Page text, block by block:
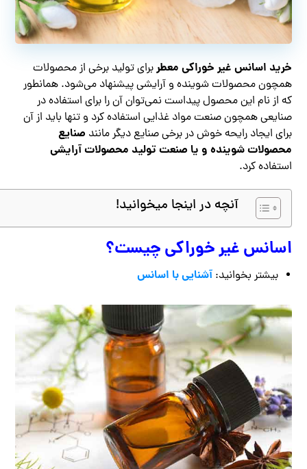
خرید اسانس غیر خوراکی معطربرای تولید برخی از محصولات
همچون محصولات شوینده و آرایشی پیشنهاد می‌شود. همانطور
که از نام این محصول پیداست نمی‌توان آن را برای استفاده در
صنایعی همچون صنعت مواد غذایی استفاده کرد و تنها باید از آن
برای ایجاد رایحه خوش در برخی صنایع دیگر مانند صنایع
محصولات شوینده و یا صنعت تولید محصولات آرایشی
استفاده کرد.
آنچه در اینجا میخوانید!
اسانس غیر خوراکی چیست؟
بیشتر بخوانید:آشنایی با اسانس